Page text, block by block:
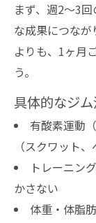
まず、週2〜3
な成果につな
よりも、1ヶ月
う。
具体的なジ
有酸素運動
（スクワット
トレーニン
かさない
体重・体脂